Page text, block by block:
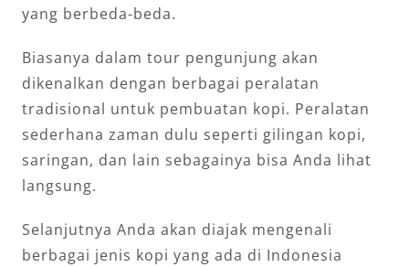
yang berbeda-beda.
Biasanya dalam tour pengunjung akan
dikenalkan dengan berbagai peralatan
tradisional untuk pembuatan kopi. Peralatan
sederhana zaman dulu seperti gilingan kopi,
saringan, dan lain sebagainya bisa Anda lihat
langsung.
Selanjutnya Anda akan diajak mengenali
berbagai jenis kopi yang ada di Indonesia